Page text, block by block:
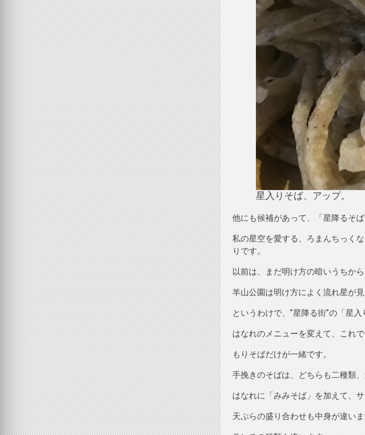
星入りそば、アップ。
他にも候補があって、「星降るそ
私の星空を愛する、ろまんちっく
りです。
以前は、まだ明け方の暗いうちか
羊山公園は明け方によく流れ星が見
というわけで、”星降る街”の「星入
はなれのメニューを変えて、これ
もりそばだけが一緒です。
手挽きのそばは、どちらも二種類
はなれに「みみそば」を加えて、
天ぷらの盛り合わせも中身が違いま